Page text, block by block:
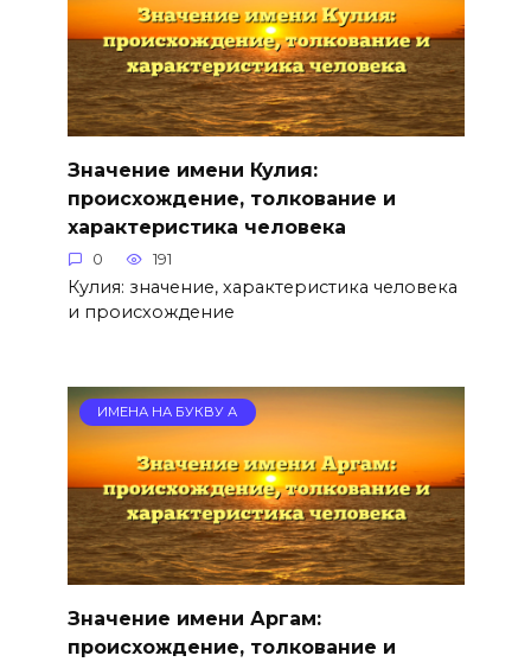
Значение имени Кулия:
происхождение, толкование и
характеристика человека
0 191
Кулия: значение, характеристика человека
и происхождение
ИМЕНА НА БУКВУ А
Значение имени Аргам:
происхождение, толкование и